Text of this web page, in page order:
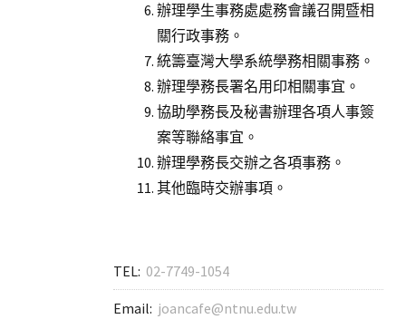
辦理學生事務處處務會議召開暨相
關行政事務。
統籌臺灣大學系統學務相關事務。
辦理學務長署名用印相關事宜。
協助學務長及秘書辦理各項人事簽
案等聯絡事宜。
辦理學務長交辦之各項事務。
其他臨時交辦事項。
TEL: 02-7749-1054
Email: joancafe@ntnu.edu.tw